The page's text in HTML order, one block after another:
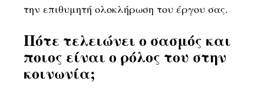
την επιθυμητή ολοκλήρωση του έργου σας.
Πότε τελειώνει ο σασμός και
ποιος είναι ο ρόλος του στην
κοινωνία;